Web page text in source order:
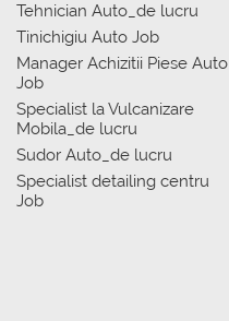
Tehnician Auto_de lucru
Tinichigiu Auto Job
Manager Achizitii Piese Auto
Job
Specialist la Vulcanizare
Mobila_de lucru
Sudor Auto_de lucru
Specialist detailing centru
Job